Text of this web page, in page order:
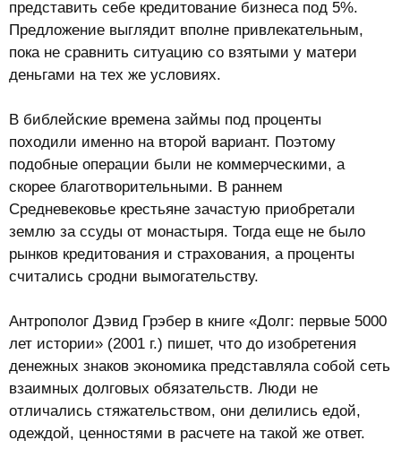
представить себе кредитование бизнеса под 5%.
Предложение выглядит вполне привлекательным,
пока не сравнить ситуацию со взятыми у матери
деньгами на тех же условиях.
В библейские времена займы под проценты
походили именно на второй вариант. Поэтому
подобные операции были не коммерческими, а
скорее благотворительными. В раннем
Средневековье крестьяне зачастую приобретали
землю за ссуды от монастыря. Тогда еще не было
рынков кредитования и страхования, а проценты
считались сродни вымогательству.
Антрополог Дэвид Грэбер в книге «Долг: первые 5000
лет истории» (2001 г.) пишет, что до изобретения
денежных знаков экономика представляла собой сеть
взаимных долговых обязательств. Люди не
отличались стяжательством, они делились едой,
одеждой, ценностями в расчете на такой же ответ.